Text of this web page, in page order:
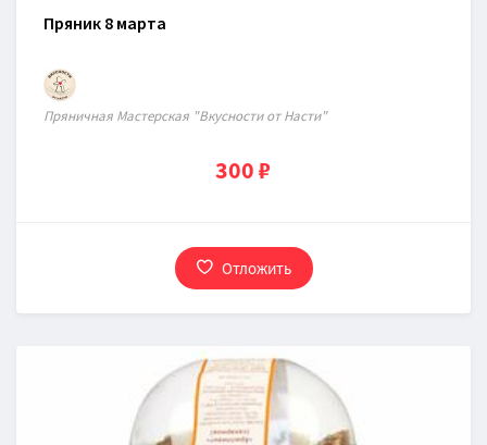
Пряник 8 марта
Пряничная Мастерская "Вкусности от Насти"
300 ₽
Отложить